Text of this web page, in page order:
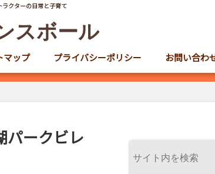
ラクターの日常と子育て
スボール
マップ プライバシーポリシー お問い合わ
パークビレ